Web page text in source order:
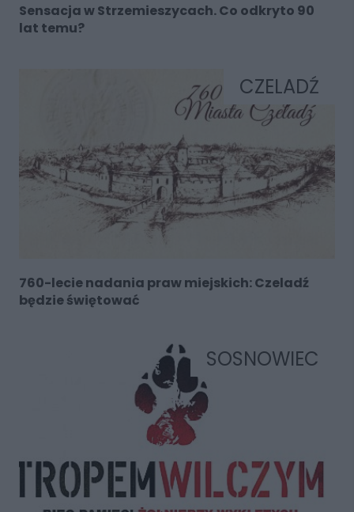
Sensacja w Strzemieszycach. Co odkryto 90
lat temu?
CZELADŹ
760-lecie nadania praw miejskich: Czeladź
będzie świętować
SOSNOWIEC